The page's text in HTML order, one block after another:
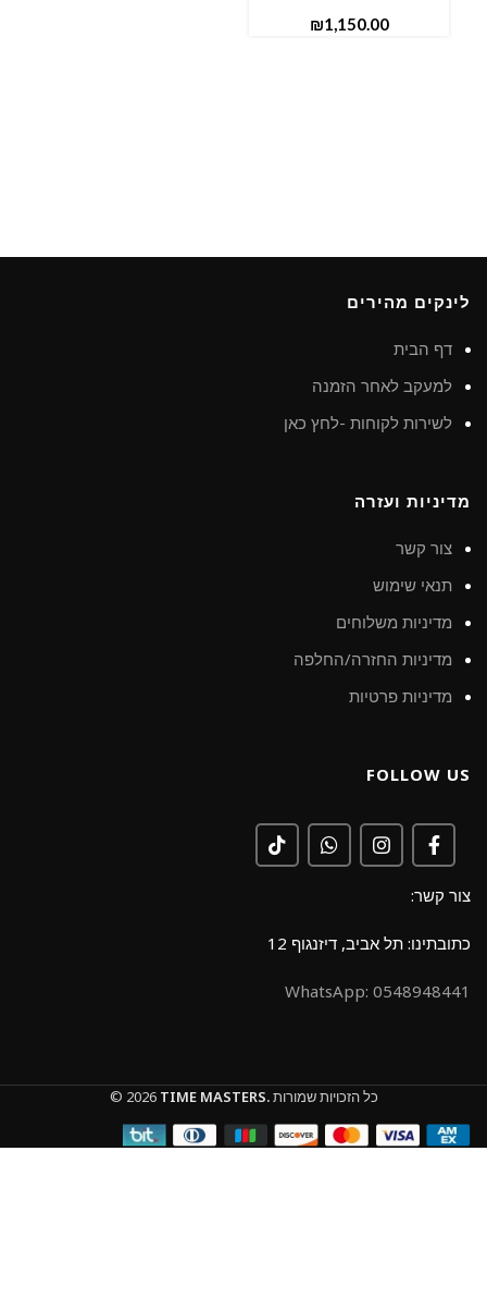
₪
לינקים מהירים
דף הבית
למעקב לאחר הזמנה
לשירות לקוחות -לחץ כאן
מדיניות ועזרה
צור קשר
תנאי שימוש
מדיניות משלוחים
מדיניות החזרה/החלפה
מדיניות פרטיות
FOLLOW US
צור קשר:
כתובתינו: תל אביב, דיזנגוף 12
0548948441 :WhatsApp
© 2026 TIME MASTERS.כל הזכויות שמורות